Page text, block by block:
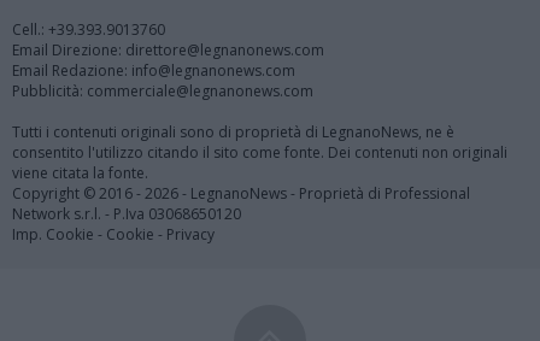
Cell.: +39.393.9013760
Email Direzione: direttore@legnanonews.com
Email Redazione: info@legnanonews.com
Pubblicità: commerciale@legnanonews.com
Tutti i contenuti originali sono di proprietà di LegnanoNews, ne è
consentito l'utilizzo citando il sito come fonte. Dei contenuti non originali
viene citata la fonte.
Copyright © 2016 - 2026 - LegnanoNews - Proprietà di Professional
Network s.r.l. - P.Iva 03068650120
Imp. Cookie - Cookie - Privacy